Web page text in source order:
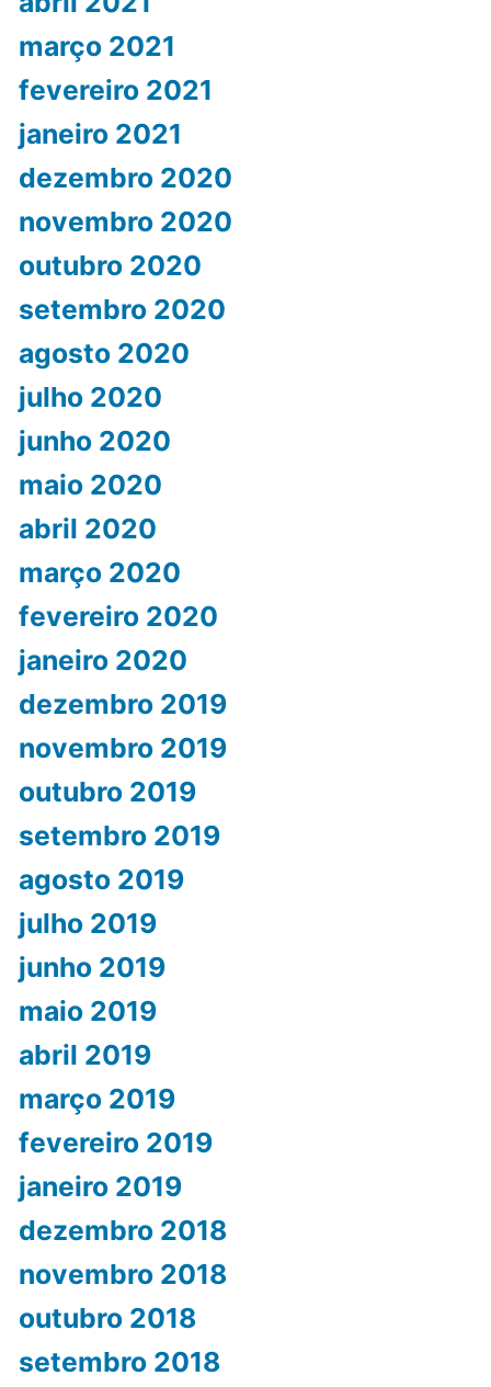
março 2021
fevereiro 2021
janeiro 2021
dezembro 2020
novembro 2020
outubro 2020
setembro 2020
agosto 2020
julho 2020
junho 2020
maio 2020
abril 2020
março 2020
fevereiro 2020
janeiro 2020
dezembro 2019
novembro 2019
outubro 2019
setembro 2019
agosto 2019
julho 2019
junho 2019
maio 2019
abril 2019
março 2019
fevereiro 2019
janeiro 2019
dezembro 2018
novembro 2018
outubro 2018
setembro 2018